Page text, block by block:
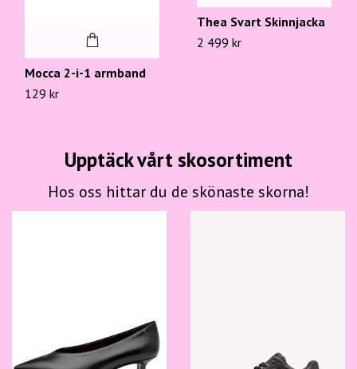
Mocca 2-i-1 armband
129 kr
Thea Svart Skinnjacka
2 499 kr
Upptäck vårt skosortiment
Hos oss hittar du de skönaste skorna!